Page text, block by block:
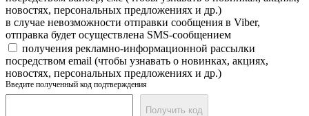
новостях, персональных предложениях и др.)
в случае невозможности отправки сообщения в Viber,
отправка будет осуществлена SMS-сообщением
получения рекламно-информационной рассылки
посредством email (чтобы узнавать о новинках, акциях,
новостях, персональных предложениях и др.)
Введите полученный код подтверждения
Получить код